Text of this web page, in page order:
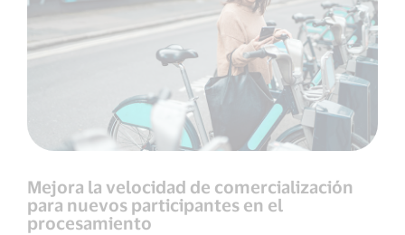
Mejora la velocidad de comercialización
para nuevos participantes en el
procesamiento